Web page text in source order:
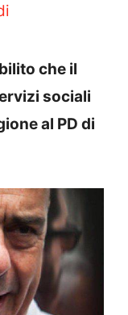
che il
sociali
al PD di